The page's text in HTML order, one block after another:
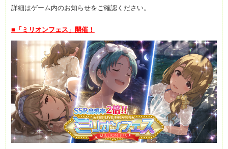
詳細はゲーム内のお知らせをご確認ください。
■「ミリオンフェス」開催！